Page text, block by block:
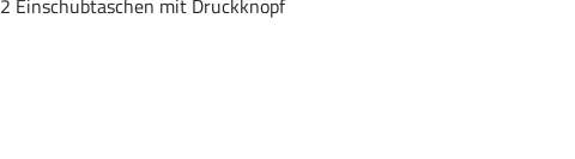
2 Einschubtaschen mit Druckknopf